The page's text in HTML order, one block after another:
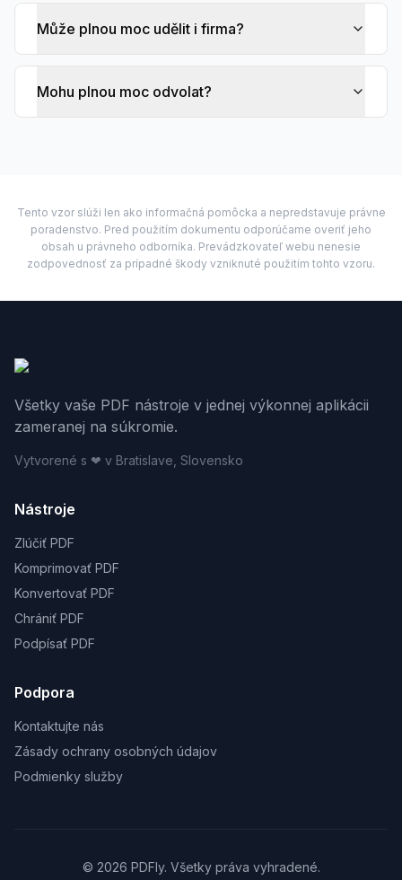
Může plnou moc udělit i firma?
Mohu plnou moc odvolat?
Tento vzor slúži len ako informačná pomôcka a nepredstavuje právne
poradenstvo. Pred použitím dokumentu odporúčame overiť jeho
obsah u právneho odborníka. Prevádzkovateľ webu nenesie
zodpovednosť za prípadné škody vzniknuté použitím tohto vzoru.
Všetky vaše PDF nástroje v jednej výkonnej aplikácii
zameranej na súkromie.
Vytvorené s ❤ v Bratislave, Slovensko
Nástroje
Zlúčiť PDF
Komprimovať PDF
Konvertovať PDF
Chrániť PDF
Podpísať PDF
Podpora
Kontaktujte nás
Zásady ochrany osobných údajov
Podmienky služby
© 2026 PDFly. Všetky práva vyhradené.